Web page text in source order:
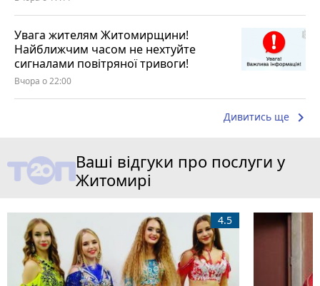
Увага жителям Житомирщини!
Найближчим часом не нехтуйте
сигналами повітряної тривоги!
Вчора о 22:00
Дивитись ще keyboard_arrow_right
Ваші відгуки про послуги у
Житомирі
4.5